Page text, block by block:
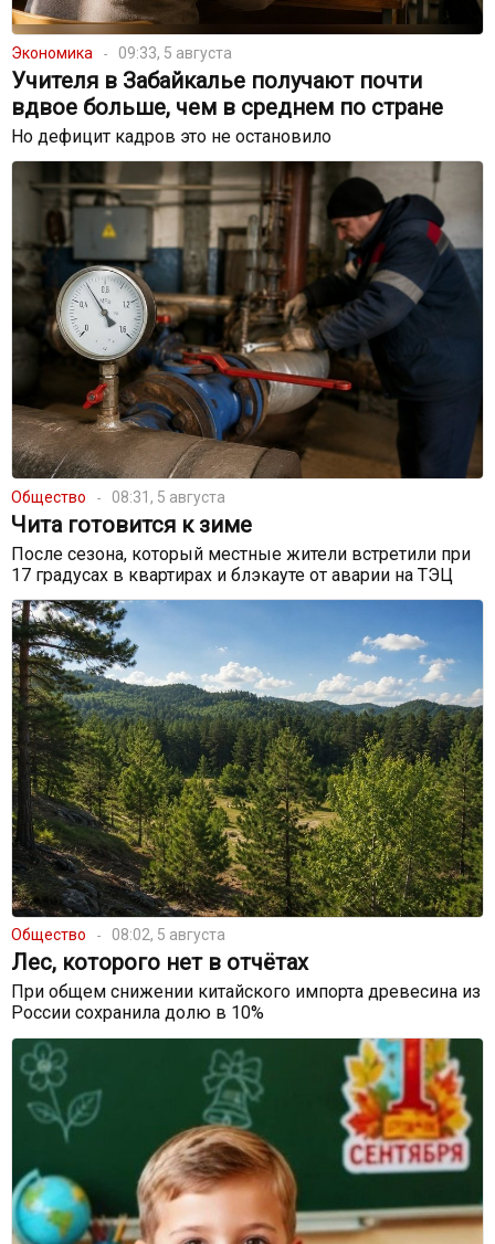
Экономика 09:33, 5 августа
Учителя в Забайкалье получают почти
вдвое больше, чем в среднем по стране
Но дефицит кадров это не остановило
Общество 08:31, 5 августа
Чита готовится к зиме
После сезона, который местные жители встретили при
17 градусах в квартирах и блэкауте от аварии на ТЭЦ
Общество 08:02, 5 августа
Лес, которого нет в отчётах
При общем снижении китайского импорта древесина из
России сохранила долю в 10%